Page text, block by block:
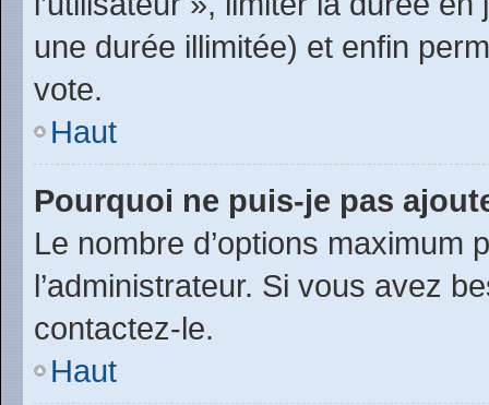
une durée illimitée) et enfin
vote.
Haut
Pourquoi ne puis-je pas
Le nombre d’options maximum
l’administrateur. Si vous avez
contactez-le.
Haut